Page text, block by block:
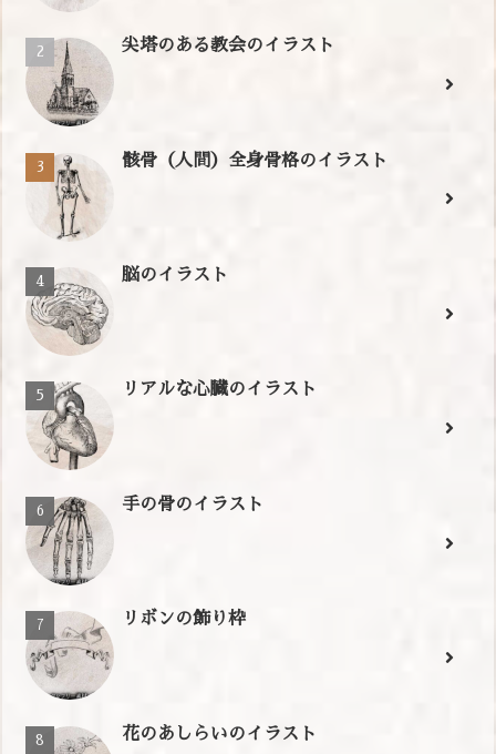
尖塔のある教会のイラスト
骸骨（人間）全身骨格のイラスト
脳のイラスト
リアルな心臓のイラスト
手の骨のイラスト
リボンの飾り枠
花のあしらいのイラスト